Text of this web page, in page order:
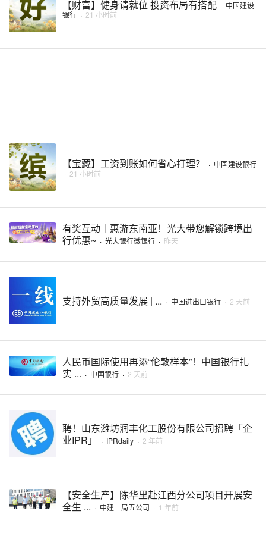
【财富】健身请就位 投资布局有搭配 · 中国建设
银行 · 21 小时前
【宝藏】工资到账如何省心打理？ · 中国建设银行
· 21 小时前
有奖互动｜惠游东南亚！光大带您解锁跨境出
行优惠~ · 光大银行微银行 · 昨天
支持外贸高质量发展 | ... · 中国进出口银行 · 2 天前
人民币国际使用再添“伦敦样本”！中国银行扎
实 ... · 中国银行 · 2 天前
聘！山东潍坊润丰化工股份有限公司招聘「企
业IPR」
· IPRdaily · 2 年前
【安全生产】陈华里赴江西分公司项目开展安
全生 ... · 中建一局五公司 · 1 年前